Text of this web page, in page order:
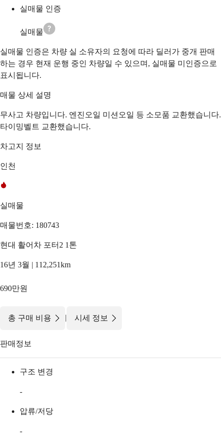
실매물 인증
실매물
실매물 인증은 차량 실 소유자의 요청에 따라 딜러가 중개 판매
하는 경우 현재 운행 중인 차량일 수 있으며, 실매물 미인증으로
표시됩니다.
매물 상세 설명
무사고 차량입니다. 엔진오일 미션오일 등 소모품 교환했습니다.
타이밍벨트 교환했습니다.
차고지 정보
인천
실매물
매물번호: 180743
현대 활어차 포터2 1톤
16년 3월 | 112,251km
690만원
총 구매 비용 | 시세 정보
판매정보
구조 변경
-
압류/저당
-